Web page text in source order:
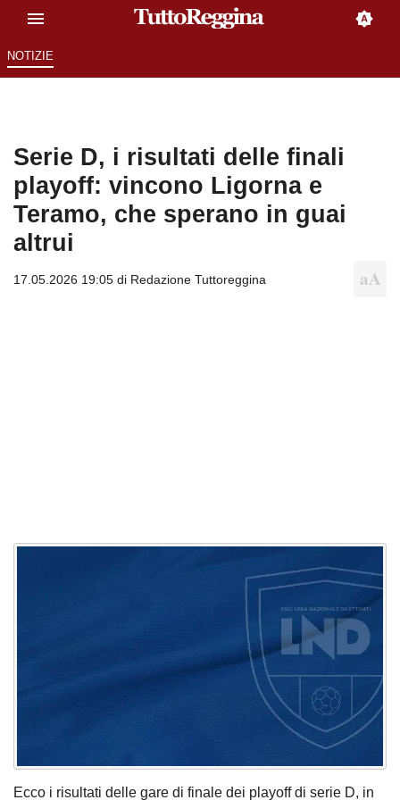
NOTIZIE
Serie D, i risultati delle finali
playoff: vincono Ligorna e
Teramo, che sperano in guai
altrui
17.05.2026 19:05 di Redazione Tuttoreggina
Ecco i risultati delle gare di finale dei playoff di serie D, in